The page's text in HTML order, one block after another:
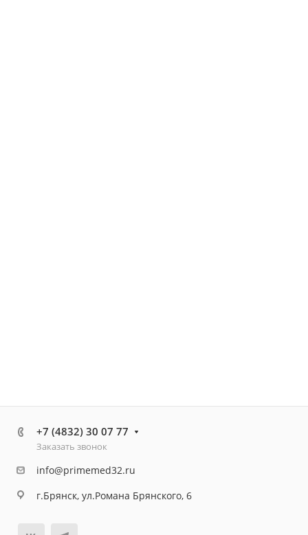
+7 (4832) 30 07 77
Заказать звонок
info@primemed32.ru
г.Брянск, ул.Романа Брянского, 6